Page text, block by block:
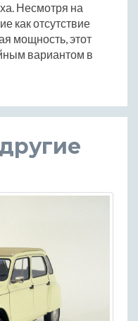
Несмотря на
как отсутствие
мощность, этот
вариантом в